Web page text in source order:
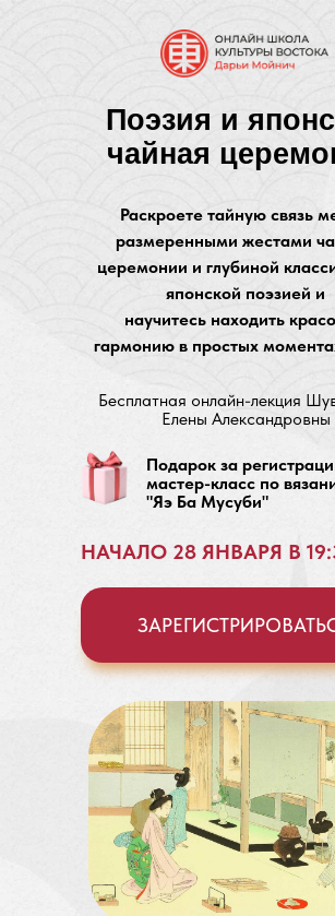
Раскроете тайную связь
размеренными жестами
церемонии и глубиной
японской поэзией и
научитесь находить
гармонию в простых
Поэзия и
чайная
Бесплатная онлайн-лекция
Елены Александровны
НАЧАЛО 28 ЯНВАРЯ В
Подарок за
мастер-класс по
"Яэ Ба Мусуби"